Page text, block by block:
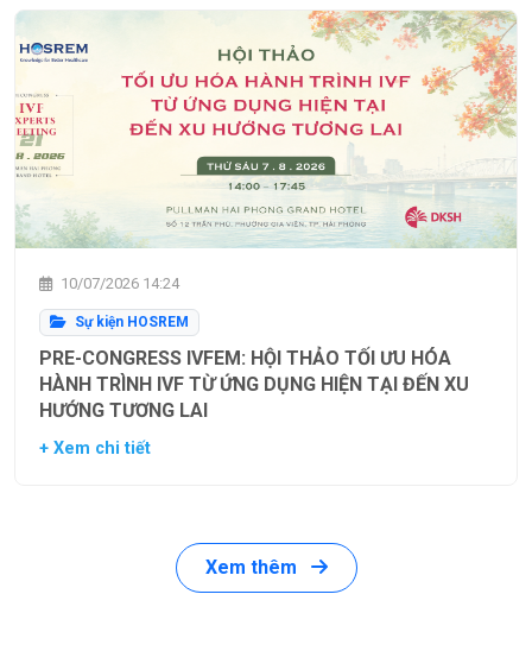
10/07/2026 14:24
Sự kiện HOSREM
PRE-CONGRESS IVFEM: HỘI THẢO TỐI ƯU HÓA
HÀNH TRÌNH IVF TỪ ỨNG DỤNG HIỆN TẠI ĐẾN XU
HƯỚNG TƯƠNG LAI
+ Xem chi tiết
Xem thêm